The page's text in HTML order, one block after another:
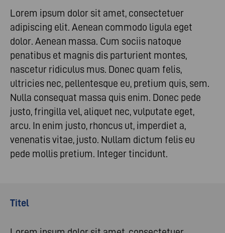
Titel
Lorem ipsum dolor sit amet, consectetuer
adipiscing elit. Aenean commodo ligula eget
dolor. Aenean massa. Cum sociis natoque
penatibus et magnis dis parturient montes,
nascetur ridiculus mus. Donec quam felis,
ultricies nec, pellentesque eu, pretium quis, sem.
Nulla consequat massa quis enim. Donec pede
justo, fringilla vel, aliquet nec, vulputate eget,
arcu. In enim justo, rhoncus ut, imperdiet a,
venenatis vitae, justo. Nullam dictum felis eu
pede mollis pretium. Integer tincidunt.